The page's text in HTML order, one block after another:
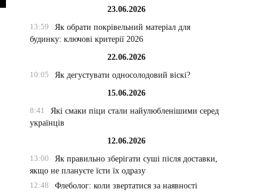
23.06.2026
13:59
Як обрати покрівельний матеріал для
будинку: ключові критерії 2026
22.06.2026
10:05
Як дегустувати односолодовий віскі?
15.06.2026
8:41
Які смаки піци стали найулюбленішими серед
українців
12.06.2026
13:00
Як правильно зберігати суші після доставки,
якщо не плануєте їсти їх одразу
12:48
Флеболог: коли звертатися за наявності